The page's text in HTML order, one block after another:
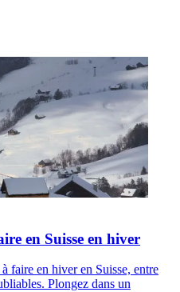
en Suisse en hiver
faire en hiver en Suisse, entre
Plongez dans un